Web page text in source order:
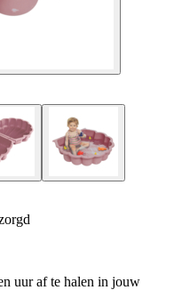
uur af te halen in jouw